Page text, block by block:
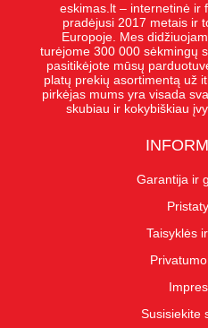
eskimas.lt – internetinė ir
pradėjusi 2017 metais ir
Europoje. Mes
turėjome 300 000 sėkmingų
pasitikėjote mūsų
platų prekių asortimentą už
pirkėjas mums yra visada
skubiau ir kokybiškiau
Garantija ir
Taisyklės
Susisiekite